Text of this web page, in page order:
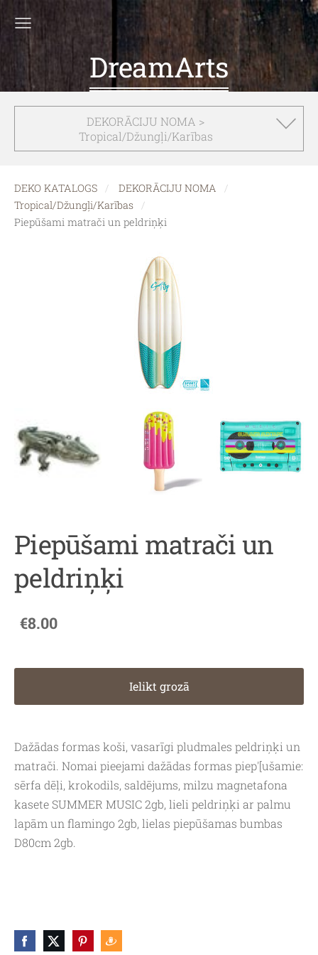
DreamArts
DEKORĀCIJU NOMA >
Tropical/Džungļi/Karības
DEKO KATALOGS
DEKORĀCIJU NOMA
Tropical/Džungļi/Karības
Piepūšami matrači un peldriņķi
Piepūšami matrači un
peldriņķi
€8.00
Ielikt grozā
Dažādas formas koši, vasarīgi pludmales peldriņķi un
matrači. Nomai pieejami dažādas formas piep'[ušamie:
sērfa dēļi, krokodils, saldējums, milzu magnetafona
kasete SUMMER MUSIC 2gb, lieli peldriņķi ar palmu
lapām un flamingo 2gb, lielas piepūšamas bumbas
D80cm 2gb.